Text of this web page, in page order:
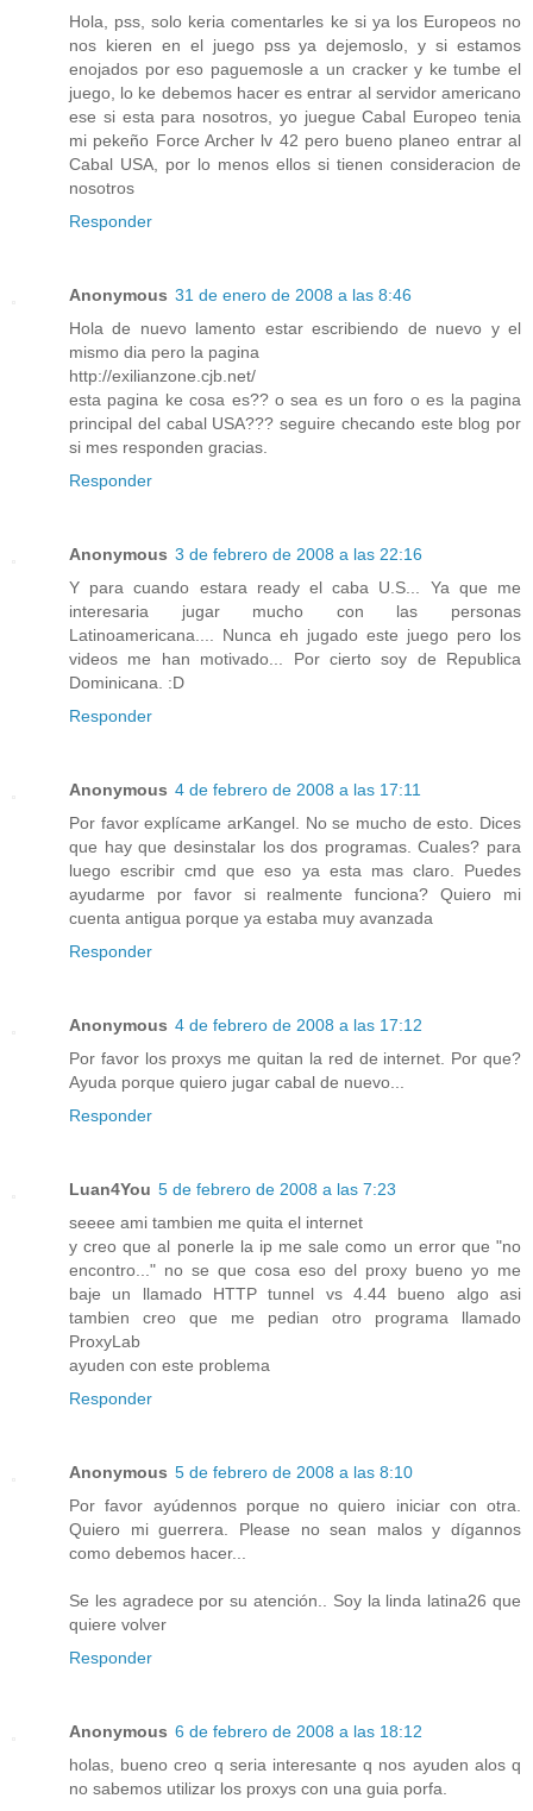
Hola, pss, solo keria comentarles ke si ya los Europeos no
nos kieren en el juego pss ya dejemoslo, y si estamos
enojados por eso paguemosle a un cracker y ke tumbe el
juego, lo ke debemos hacer es entrar al servidor americano
ese si esta para nosotros, yo juegue Cabal Europeo tenia
mi pekeño Force Archer lv 42 pero bueno planeo entrar al
Cabal USA, por lo menos ellos si tienen consideracion de
nosotros
Responder
Anonymous 31 de enero de 2008 a las 8:46
Hola de nuevo lamento estar escribiendo de nuevo y el
mismo dia pero la pagina
http://exilianzone.cjb.net/
esta pagina ke cosa es?? o sea es un foro o es la pagina
principal del cabal USA??? seguire checando este blog por
si mes responden gracias.
Responder
Anonymous 3 de febrero de 2008 a las 22:16
Y para cuando estara ready el caba U.S... Ya que me
interesaria jugar mucho con las personas
Latinoamericana.... Nunca eh jugado este juego pero los
videos me han motivado... Por cierto soy de Republica
Dominicana. :D
Responder
Anonymous 4 de febrero de 2008 a las 17:11
Por favor explícame arKangel. No se mucho de esto. Dices
que hay que desinstalar los dos programas. Cuales? para
luego escribir cmd que eso ya esta mas claro. Puedes
ayudarme por favor si realmente funciona? Quiero mi
cuenta antigua porque ya estaba muy avanzada
Responder
Anonymous 4 de febrero de 2008 a las 17:12
Por favor los proxys me quitan la red de internet. Por que?
Ayuda porque quiero jugar cabal de nuevo...
Responder
Luan4You 5 de febrero de 2008 a las 7:23
seeee ami tambien me quita el internet
y creo que al ponerle la ip me sale como un error que "no
encontro..." no se que cosa eso del proxy bueno yo me
baje un llamado HTTP tunnel vs 4.44 bueno algo asi
tambien creo que me pedian otro programa llamado
ProxyLab
ayuden con este problema
Responder
Anonymous 5 de febrero de 2008 a las 8:10
Por favor ayúdennos porque no quiero iniciar con otra.
Quiero mi guerrera. Please no sean malos y dígannos
como debemos hacer...
Se les agradece por su atención.. Soy la linda latina26 que
quiere volver
Responder
Anonymous 6 de febrero de 2008 a las 18:12
holas, bueno creo q seria interesante q nos ayuden alos q
no sabemos utilizar los proxys con una guia porfa.